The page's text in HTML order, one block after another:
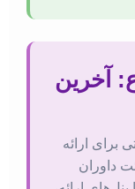
آخرین
برای ارائه
داوران